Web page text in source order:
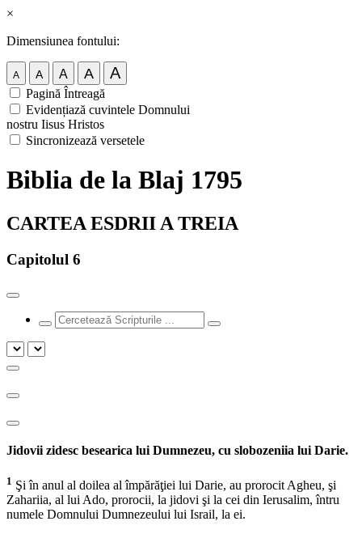
×
Dimensiunea fontului:
A A A A A
Pagină Întreagă
Evidențiază cuvintele Domnului
nostru Iisus Hristos
Sincronizează versetele
Biblia de la Blaj 1795
CARTEA ESDRII A TREIA
Capitolul 6
Jidovii zidesc besearica lui Dumnezeu, cu slobozeniia lui Darie.
1 Şi în anul al doilea al împărăţiei lui Darie, au prorocit Agheu, şi
Zahariia, al lui Ado, prorocii, la jidovi şi la cei din Ierusalim, întru
numele Domnului Dumnezeului lui Israil, la ei.